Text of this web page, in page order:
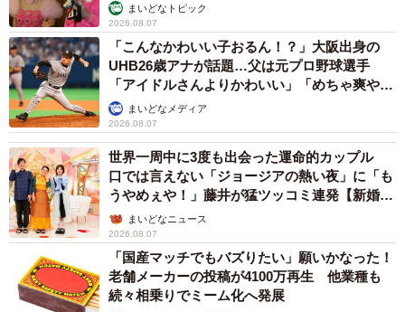
まいどなトピック
2026.08.07
「こんなかわいい子おるん！？」大阪出身の
UHB26歳アナが話題…父は元プロ野球選手
「アイドルさんよりかわいい」「めちゃ爽や
か」まいどなメディア
2026.08.07
世界一周中に3度も出会った運命的カップル
口では言えない「ジョージアの熱い夜」に「も
うやめぇや！」藤井が猛ツッコミ連発【新婚さ
ん】まいどなニュース
2026.08.07
「国産マッチでもバズりたい」願いかなった！
老舗メーカーの投稿が4100万再生 他業種も
続々相乗りでミーム化へ発展